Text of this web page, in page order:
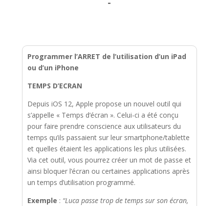
-
Programmer l’ARRET de l’utilisation d’un iPad
ou d’un iPhone
TEMPS D’ECRAN
Depuis iOS 12, Apple propose un nouvel outil qui
s’appelle « Temps d‘écran ». Celui-ci a été conçu
pour faire prendre conscience aux utilisateurs du
temps qu’ils passaient sur leur smartphone/tablette
et quelles étaient les applications les plus utilisées.
Via cet outil, vous pourrez créer un mot de passe et
ainsi bloquer l’écran ou certaines applications après
un temps d’utilisation programmé.
Exemple : “Luca passe trop de temps sur son écran,